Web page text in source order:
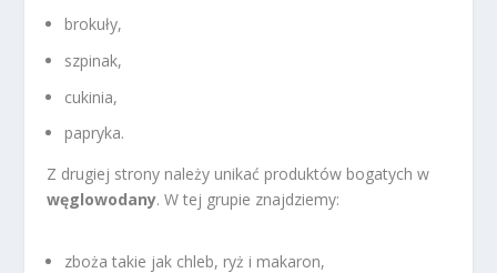
brokuły,
szpinak,
cukinia,
papryka.
Z drugiej strony należy unikać produktów bogatych w
węglowodany. W tej grupie znajdziemy:
zboża takie jak chleb, ryż i makaron,